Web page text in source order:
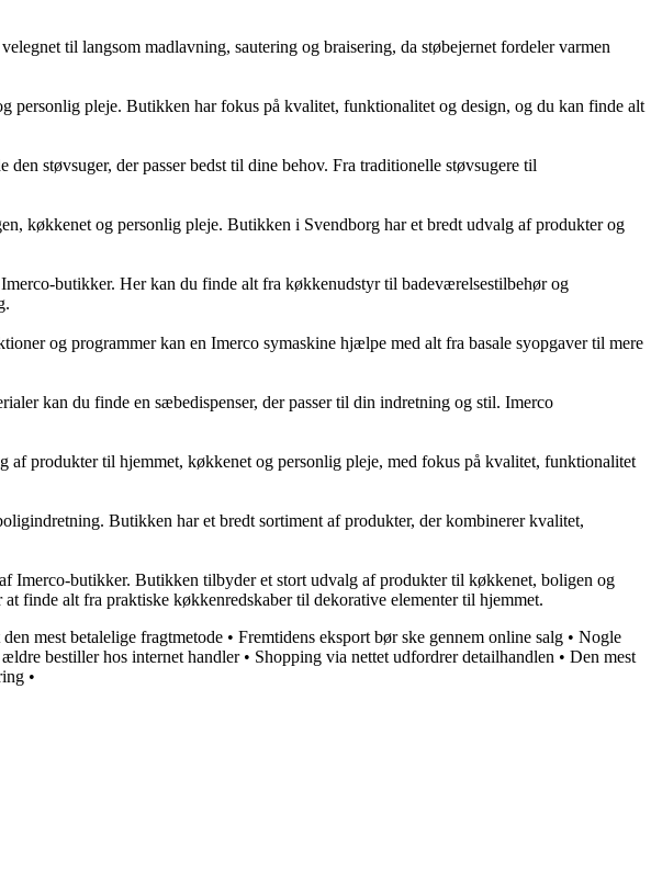
til langsom madlavning, sautering og braisering, da støbejernet fordeler varmen
pleje. Butikken har fokus på kvalitet, funktionalitet og design, og du kan finde alt
støvsuger, der passer bedst til dine behov. Fra traditionelle støvsugere til
køkkenet og personlig pleje. Butikken i Svendborg har et bredt udvalg af produkter og
butikker. Her kan du finde alt fra køkkenudstyr til badeværelsestilbehør og
og programmer kan en Imerco symaskine hjælpe med alt fra basale syopgaver til mere
kan du finde en sæbedispenser, der passer til din indretning og stil. Imerco
produkter til hjemmet, køkkenet og personlig pleje, med fokus på kvalitet, funktionalitet
Butikken har et bredt sortiment af produkter, der kombinerer kvalitet,
Imerco-butikker. Butikken tilbyder et stort udvalg af produkter til køkkenet, boligen og
finde alt fra praktiske køkkenredskaber til dekorative elementer til hjemmet.
mest betalelige fragtmetode • Fremtidens eksport bør ske gennem online salg • Nogle
bestiller hos internet handler• Shopping via nettet udfordrer detailhandlen • Den mest
•